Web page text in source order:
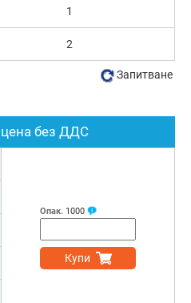
без ДДС
Опак. 1000
Купи
1
2
Запитване